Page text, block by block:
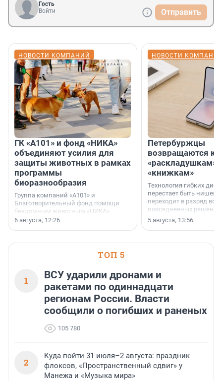
Гость
Войти
Отправить
НОВОСТИ КОМПАНИЙ
ГК «А101» и фонд «НИКА»
объединяют усилия для
защиты животных в рамках
программы
биоразнообразия
Группа компаний «А101» и
Благотворительный фонд помощи
бездомным животным «НИКА»
заключили соглашение о
6 августа, 12:26
НОВОСТИ
Петербуржцы
возвращаются к
«раскладушкам»
«книжкам»
Технология гибких
перестает быть
переходит в разряд
повседневных
5 августа, 13:56
ТОП 5
1
ВСУ ударили дронами и
ракетами по одиннадцати
регионам России. Власти
сообщили о погибших и раненых
105 780
2
Куда пойти 31 июля–2 августа: праздник
флоксов, «Пространственный сдвиг» у
Манежа и «Музыка мира»